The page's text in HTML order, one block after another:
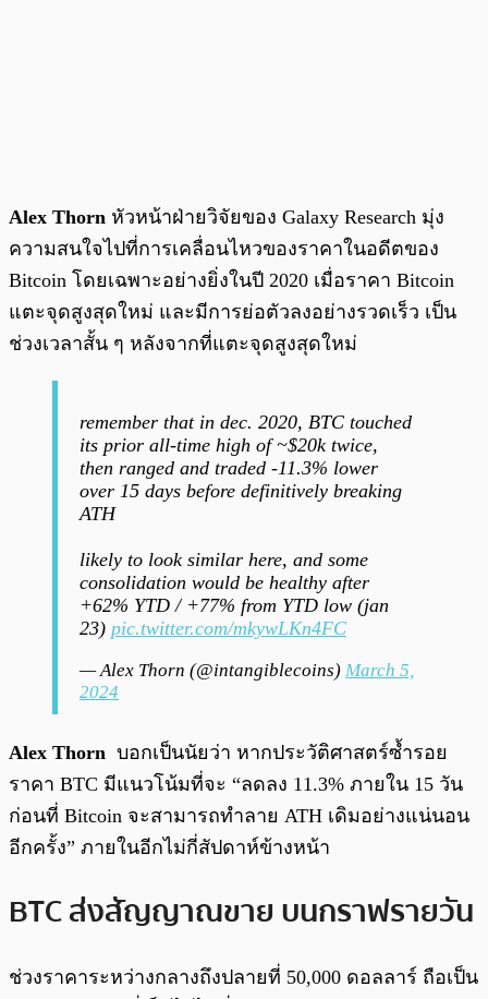
Alex Thorn หัวหน้าฝ่ายวิจัยของ Galaxy Research มุ่ง
ความสนใจไปที่การเคลื่อนไหวของราคาในอดีตของ
Bitcoin โดยเฉพาะอย่างยิ่งในปี 2020 เมื่อราคา Bitcoin
แตะจุดสูงสุดใหม่ และมีการย่อตัวลงอย่างรวดเร็ว เป็น
ช่วงเวลาสั้น ๆ หลังจากที่แตะจุดสูงสุดใหม่
remember that in dec. 2020, BTC touched
its prior all-time high of ~$20k twice,
then ranged and traded -11.3% lower
over 15 days before definitively breaking
ATH
likely to look similar here, and some
consolidation would be healthy after
+62% YTD / +77% from YTD low (jan
23) pic.twitter.com/mkywLKn4FC
— Alex Thorn (@intangiblecoins) March 5,
2024
Alex Thorn บอกเป็นนัยว่า หากประวัติศาสตร์ซ้ำรอย
ราคา BTC มีแนวโน้มที่จะ “ลดลง 11.3% ภายใน 15 วัน
ก่อนที่ Bitcoin จะสามารถทำลาย ATH เดิมอย่างแน่นอน
อีกครั้ง” ภายในอีกไม่กี่สัปดาห์ข้างหน้า
BTC ส่งสัญญาณขาย บนกราฟรายวัน
ช่วงราคาระหว่างกลางถึงปลายที่ 50,000 ดอลลาร์ ถือเป็น